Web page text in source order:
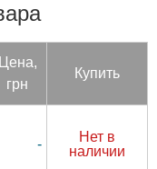
Цена,
грн
Купить
-
Нет в
наличии